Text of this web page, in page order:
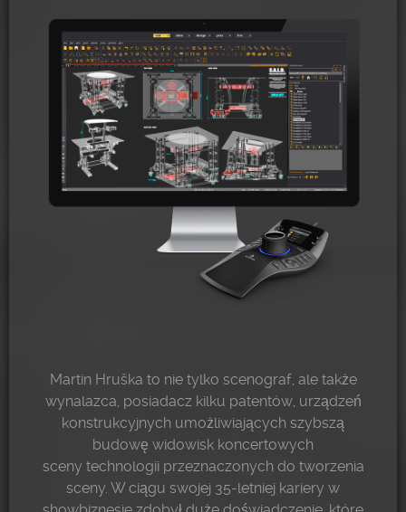
Martin Hruška to nie tylko scenograf, ale także
wynalazca, posiadacz kilku patentów, urządzeń
konstrukcyjnych umożliwiających szybszą
budowę widowisk koncertowych
sceny technologii przeznaczonych do tworzenia
sceny. W ciągu swojej 35-letniej kariery w